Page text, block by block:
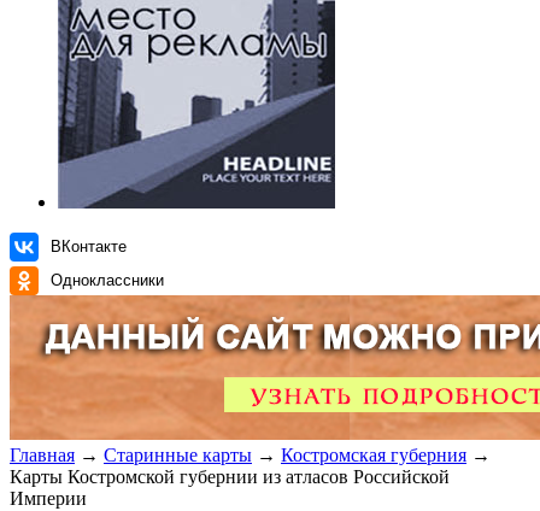
ВКонтакте
Одноклассники
Главная → Старинные карты → Костромская губерния →
Карты Костромской губернии из атласов Российской
Империи